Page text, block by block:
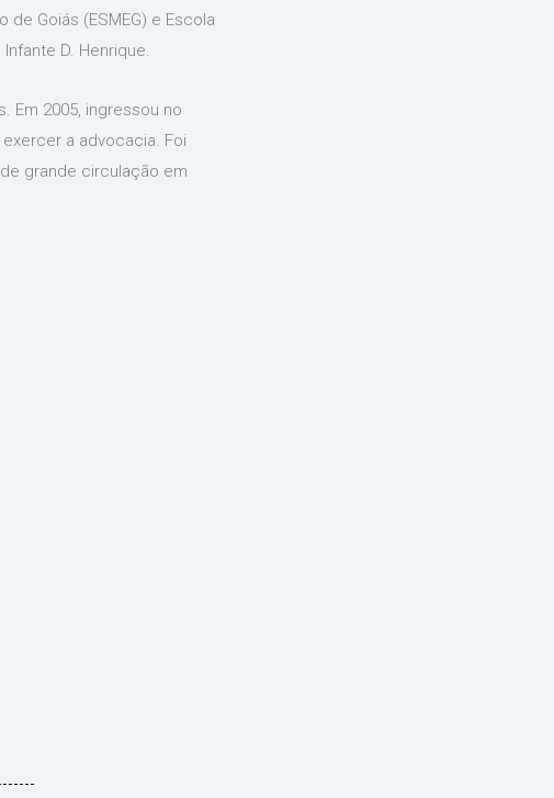
Goiás (ESMEG) e Escola
D. Henrique.
Em 2005, ingressou no
a advocacia. Foi
grande circulação em